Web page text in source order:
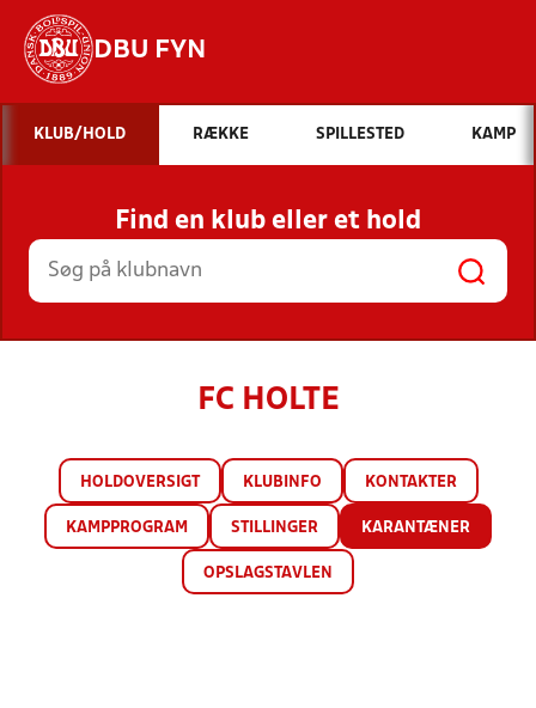
DBU FYN
Hvad vil du søge efter?
INDHOLD OG NYHEDER
STILLINGER, RESULTATER, KLUBBER OG
HOLD
KLUB/HOLD RÆKKE SPILLESTED KAMP
Find en klub eller et hold
FC HOLTE
HOLDOVERSIGT KLUBINFO KONTAKTER
KAMPPROGRAM STILLINGER KARANTÆNER
OPSLAGSTAVLEN